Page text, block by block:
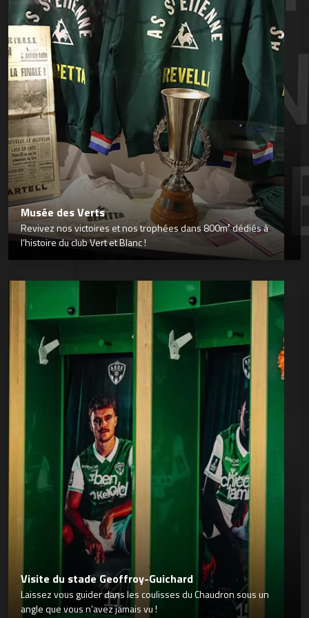
Musée des Verts
Revivez nos victoires et nos trophées dans 800m² dédiés à
l’histoire du club Vert et Blanc !
Visite du stade Geoffroy-Guichard
Laissez vous guider dans les coulisses du Chaudron sous un
angle que vous n’avez jamais vu !